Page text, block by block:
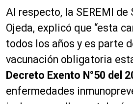
Al respecto, la SEREMI de
Ojeda, explicó que “esta
todos los años y es parte
vacunación obligatoria
Decreto Exento N°50 del
enfermedades